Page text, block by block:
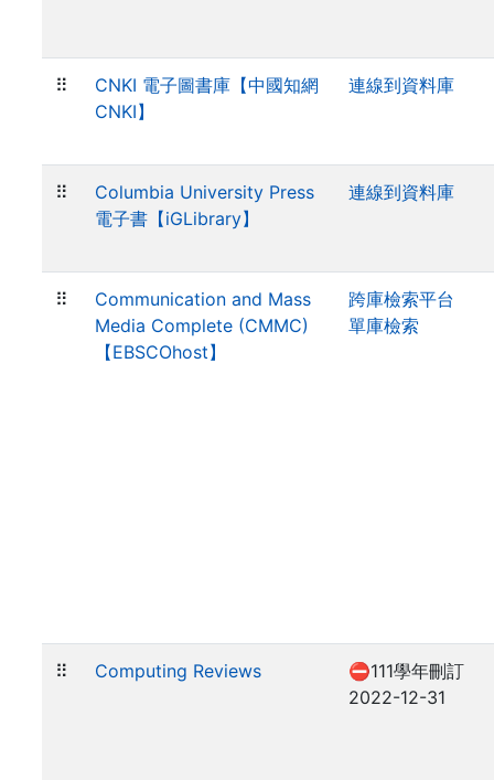
⠿
CNKI 電子圖書庫【中國知網
CNKI】
連線到資料庫
⠿
Columbia University Press
電子書【iGLibrary】
連線到資料庫
⠿
Communication and Mass
Media Complete (CMMC)
【EBSCOhost】
跨庫檢索平台
單庫檢索
⠿ Computing Reviews
⛔111學年刪訂
2022-12-31